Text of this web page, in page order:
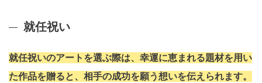
就任祝い
就任祝いのアートを選ぶ際は、幸運に恵まれる題材を用い
た作品を贈ると、相手の成功を願う想いを伝えられます。